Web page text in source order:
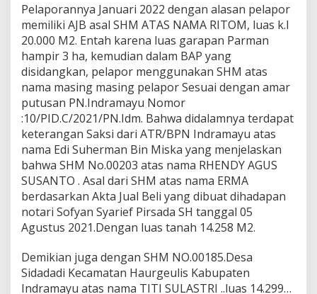
Pelaporannya Januari 2022 dengan alasan pelapor
memiliki AJB asal SHM ATAS NAMA RITOM, luas k.l
20.000 M2. Entah karena luas garapan Parman
hampir 3 ha, kemudian dalam BAP yang
disidangkan, pelapor menggunakan SHM atas
nama masing masing pelapor Sesuai dengan amar
putusan PN.Indramayu Nomor
:10/PID.C/2021/PN.Idm. Bahwa didalamnya terdapat
keterangan Saksi dari ATR/BPN Indramayu atas
nama Edi Suherman Bin Miska yang menjelaskan
bahwa SHM No.00203 atas nama RHENDY AGUS
SUSANTO . Asal dari SHM atas nama ERMA
berdasarkan Akta Jual Beli yang dibuat dihadapan
notari Sofyan Syarief Pirsada SH tanggal 05
Agustus 2021.Dengan luas tanah 14.258 M2.
Demikian juga dengan SHM NO.00185.Desa
Sidadadi Kecamatan Haurgeulis Kabupaten
Indramayu atas nama TITI SULASTRI ..luas 14.299…